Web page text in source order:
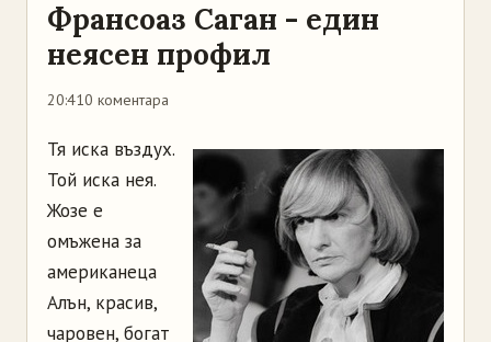
Франсоаз Саган - един
неясен профил
20:410 коментара
Тя иска въздух.
Той иска нея.
Жозе е
омъжена за
американеца
Алън, красив,
чаровен, богат